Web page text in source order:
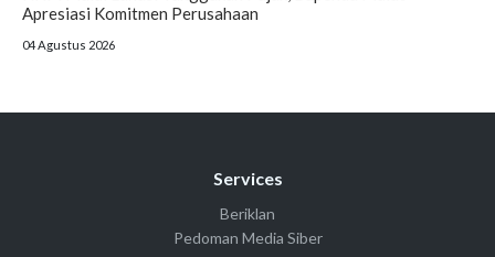
Apresiasi Komitmen Perusahaan
04 Agustus 2026
Services
Beriklan
Pedoman Media Siber